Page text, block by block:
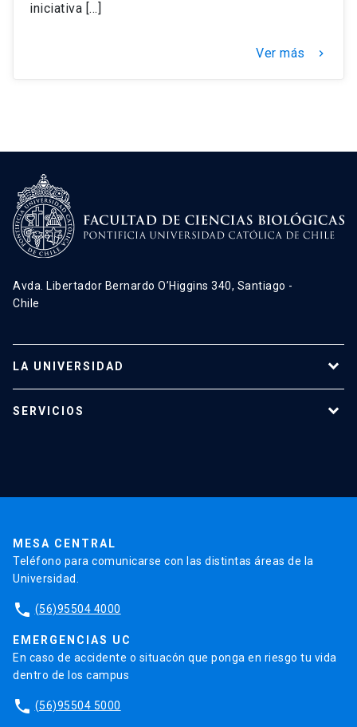
iniciativa […]
Ver más keyboard_arrow_right
Avda. Libertador Bernardo O’Higgins 340, Santiago -
Chile
LA UNIVERSIDAD
Investigación
SERVICIOS
MESA CENTRAL
Teléfono para comunicarse con las distintas áreas de la
Universidad.
phone (56)95504 4000
EMERGENCIAS UC
En caso de accidente o situacón que ponga en riesgo tu vida
dentro de los campus
phone (56)95504 5000